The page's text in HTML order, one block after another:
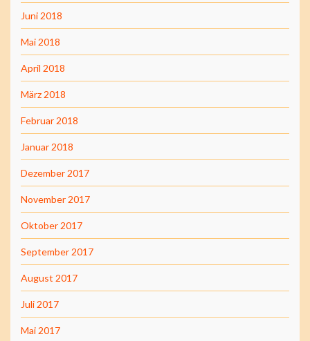
Juni 2018
Mai 2018
April 2018
März 2018
Februar 2018
Januar 2018
Dezember 2017
November 2017
Oktober 2017
September 2017
August 2017
Juli 2017
Mai 2017